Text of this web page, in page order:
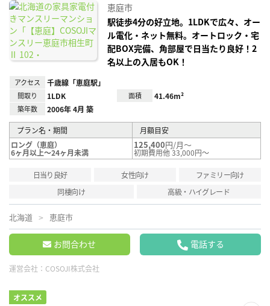
録
恵庭市
駅徒歩4分の好立地。1LDKで広々、オー
ル電化・ネット無料。オートロック・宅
配BOX完備、角部屋で日当たり良好！2
名以上の入居もOK！
アクセス 千歳線「恵庭駅」
間取り 1LDK 面積 41.46m²
築年数 2006年 4月 築
プラン名・期間
月額目安
ロング（恵庭）
6ヶ月以上～24ヶ月未満
125,400円/月～
初期費用他 33,000円～
日当り良好 女性向け
ファミリー向け
同棲向け
高級・ハイグレード
北海道 恵庭市
お問合わせ 電話する
運営会社： COSOJI株式会社
オススメ